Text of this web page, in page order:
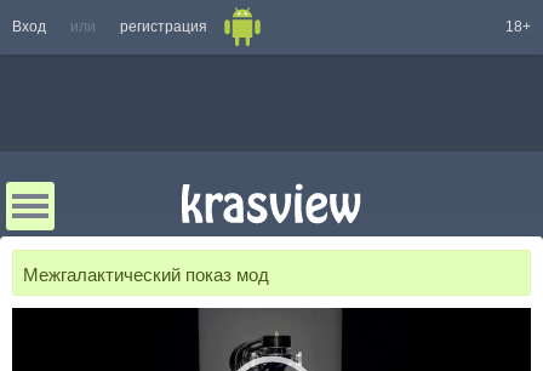
Вход или регистрация 18+
Межгалактический показ мод